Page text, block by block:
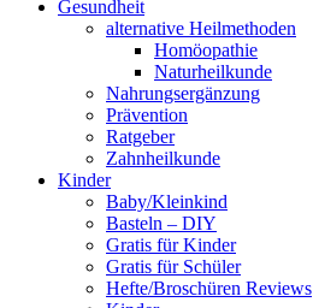
Gesundheit
alternative Heilmethoden
Homöopathie
Naturheilkunde
Nahrungsergänzung
Prävention
Ratgeber
Zahnheilkunde
Kinder
Baby/Kleinkind
Basteln – DIY
Gratis für Kinder
Gratis für Schüler
Hefte/Broschüren Reviews